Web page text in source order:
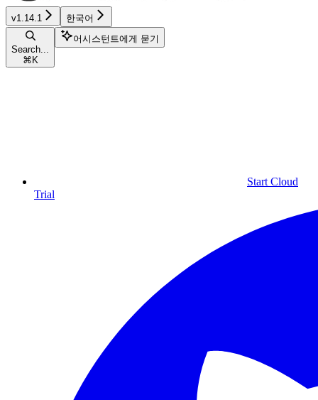
v1.14.1 한국어
Search...
⌘ K
어시스턴트에게 묻기
Start Cloud
Trial